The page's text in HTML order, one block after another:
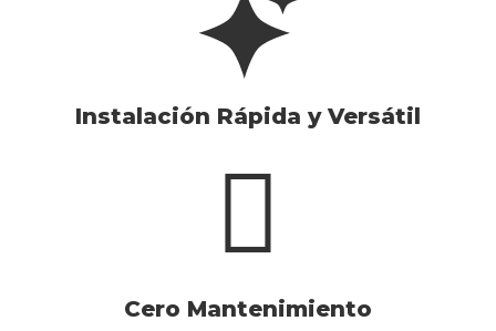
Instalación Rápida y Versátil
Cero Mantenimiento